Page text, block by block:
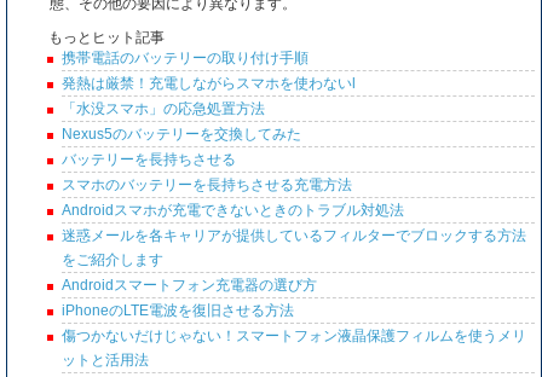
態、その他の要因により異なります。
もっとヒット記事
携帯電話のバッテリーの取り付け手順
発熱は厳禁！充電しながらスマホを使わないl
「水没スマホ」の応急処置方法
Nexus5のバッテリーを交換してみた
バッテリーを長持ちさせる
スマホのバッテリーを長持ちさせる充電方法
Androidスマホが充電できないときのトラブル対処法
迷惑メールを各キャリアが提供しているフィルターでブロックする方法
をご紹介します
Androidスマートフォン充電器の選び方
iPhoneのLTE電波を復旧させる方法
傷つかないだけじゃない！スマートフォン液晶保護フィルムを使うメリ
ットと活用法